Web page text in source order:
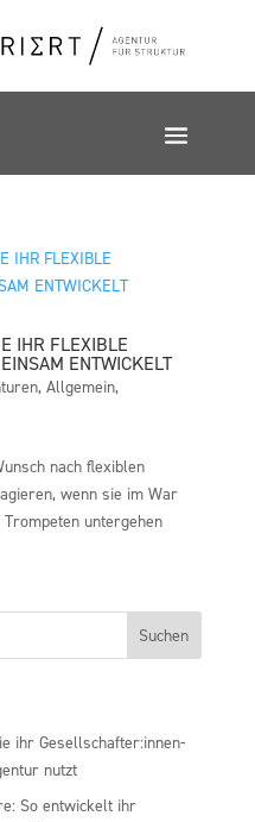
IHR FLEXIBLE
ENTWICKELT
, Allgemein,
nach flexiblen
wenn sie im War
untergehen
ihr Gesellschafter:innen-
nutzt
So entwickelt ihr